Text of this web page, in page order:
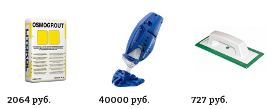
2064 руб.
40000 руб.
727 руб.